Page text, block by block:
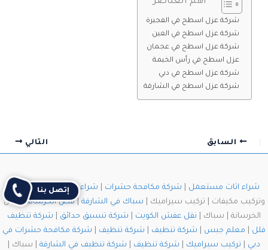
شركة عزل اسطح في الفجيرة
شركة عزل اسطح في العين
شركة عزل اسطح في عجمان
عزل اسطح في رأس الخيمة
شركة عزل اسطح في دبي
شركة عزل اسطح في الشارقة
السابق التالي
شراء اثاث مستعمل شركة مكافحة حشرات شراء اثاث مستعمل
| فك
وتركيب مكيفات | تركيب سيراميك | سباك في الشارقة |قص الخرسانة| قص
الخرسانة | سباك | نقل عفش الكويت شركة تنسيق حدائق
شركة تنظيف
فلل
معلم جبس شركة تنظيف شركة تنظيف
شركة مكافحة حشرات في
دبي
تركيب سيراميك شركة تنظيف شركة تنظيف في الشارقة | سباك |
إتصل بنا